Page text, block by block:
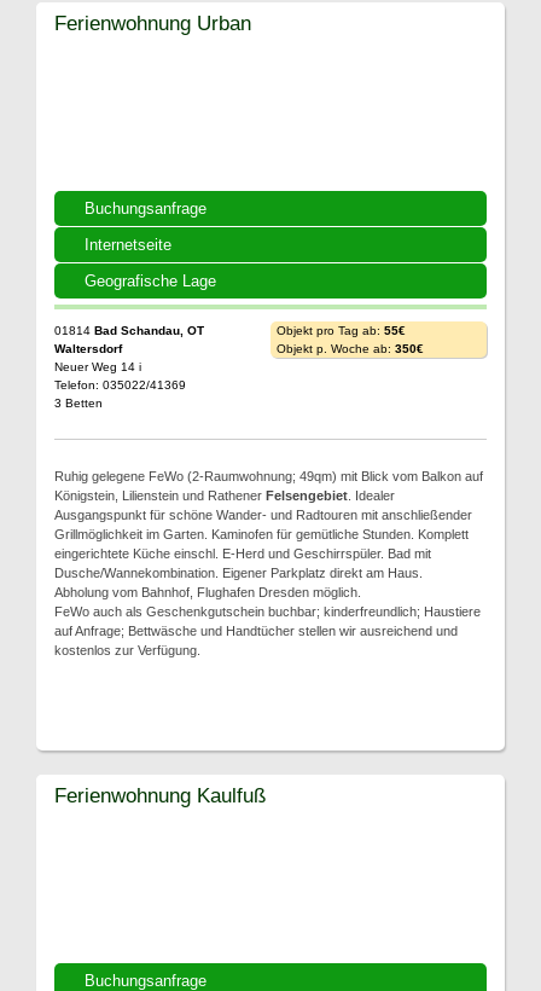
Buchungsanfrage
Internetseite
Geografische Lage
Ferienwohnung Urban
01814 Bad Schandau, OT
Waltersdorf
Neuer Weg 14 i
Telefon: 035022/41369
3 Betten
Objekt pro Tag ab: 55€
Objekt p. Woche ab: 350€
Ruhig gelegene FeWo (2-Raumwohnung; 49qm) mit Blick vom Balkon auf
Königstein, Lilienstein und Rathener Felsengebiet . Idealer
Ausgangspunkt für schöne Wander- und Radtouren mit anschließender
Grillmöglichkeit im Garten. Kaminofen für gemütliche Stunden. Komplett
eingerichtete Küche einschl. E-Herd und Geschirrspüler. Bad mit
Dusche/Wannekombination. Eigener Parkplatz direkt am Haus.
Abholung vom Bahnhof, Flughafen Dresden möglich.
FeWo auch als Geschenkgutschein buchbar; kinderfreundlich; Haustiere
auf Anfrage; Bettwäsche und Handtücher stellen wir ausreichend und
kostenlos zur Verfügung.
Buchungsanfrage
Ferienwohnung Kaulfuß